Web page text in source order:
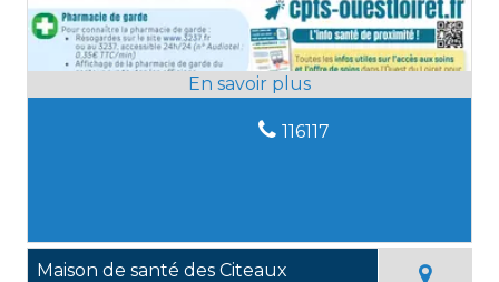
116117
Maison de santé des Citeaux